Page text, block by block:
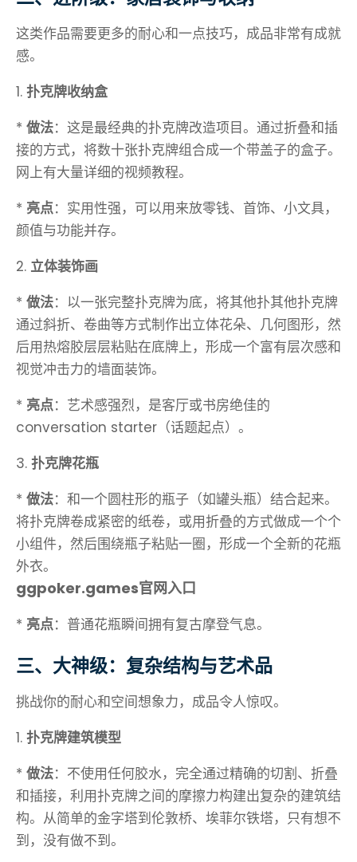
这类作品需要更多的耐心和一点技巧，成品非常有成就
感。
1. 扑克牌收纳盒
* 做法：这是最经典的扑克牌改造项目。通过折叠和插
接的方式，将数十张扑克牌组合成一个带盖子的盒子。
网上有大量详细的视频教程。
* 亮点：实用性强，可以用来放零钱、首饰、小文具，
颜值与功能并存。
2. 立体装饰画
* 做法：以一张完整扑克牌为底，将其他扑其他扑克牌
通过斜折、卷曲等方式制作出立体花朵、几何图形，然
后用热熔胶层层粘贴在底牌上，形成一个富有层次感和
视觉冲击力的墙面装饰。
* 亮点：艺术感强烈，是客厅或书房绝佳的
conversation starter（话题起点）。
3. 扑克牌花瓶
* 做法：和一个圆柱形的瓶子（如罐头瓶）结合起来。
将扑克牌卷成紧密的纸卷，或用折叠的方式做成一个个
小组件，然后围绕瓶子粘贴一圈，形成一个全新的花瓶
外衣。
ggpoker.games官网入口
* 亮点：普通花瓶瞬间拥有复古摩登气息。
三、大神级：复杂结构与艺术品
挑战你的耐心和空间想象力，成品令人惊叹。
1. 扑克牌建筑模型
* 做法：不使用任何胶水，完全通过精确的切割、折叠
和插接，利用扑克牌之间的摩擦力构建出复杂的建筑结
构。从简单的金字塔到伦敦桥、埃菲尔铁塔，只有想不
到，没有做不到。